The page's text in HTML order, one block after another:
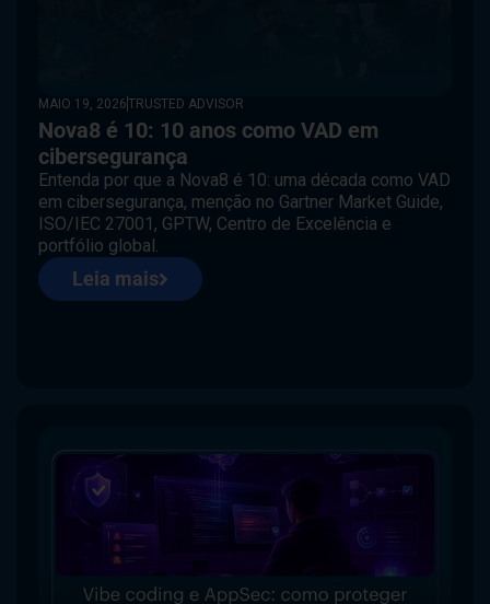
MAIO 19, 2026TRUSTED ADVISOR
Nova8 é 10: 10 anos como VAD em
cibersegurança
Entenda por que a Nova8 é 10: uma década como VAD
em cibersegurança, menção no Gartner Market Guide,
ISO/IEC 27001, GPTW, Centro de Excelência e
portfólio global.
Leia mais